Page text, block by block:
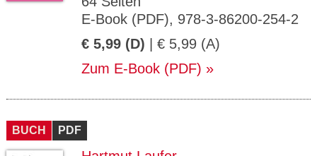
E-Book (PDF), 978-3-86200-254-2
€ 5,99 (D) | € 5,99 (A)
Zum E-Book (PDF)
BUCH PDF